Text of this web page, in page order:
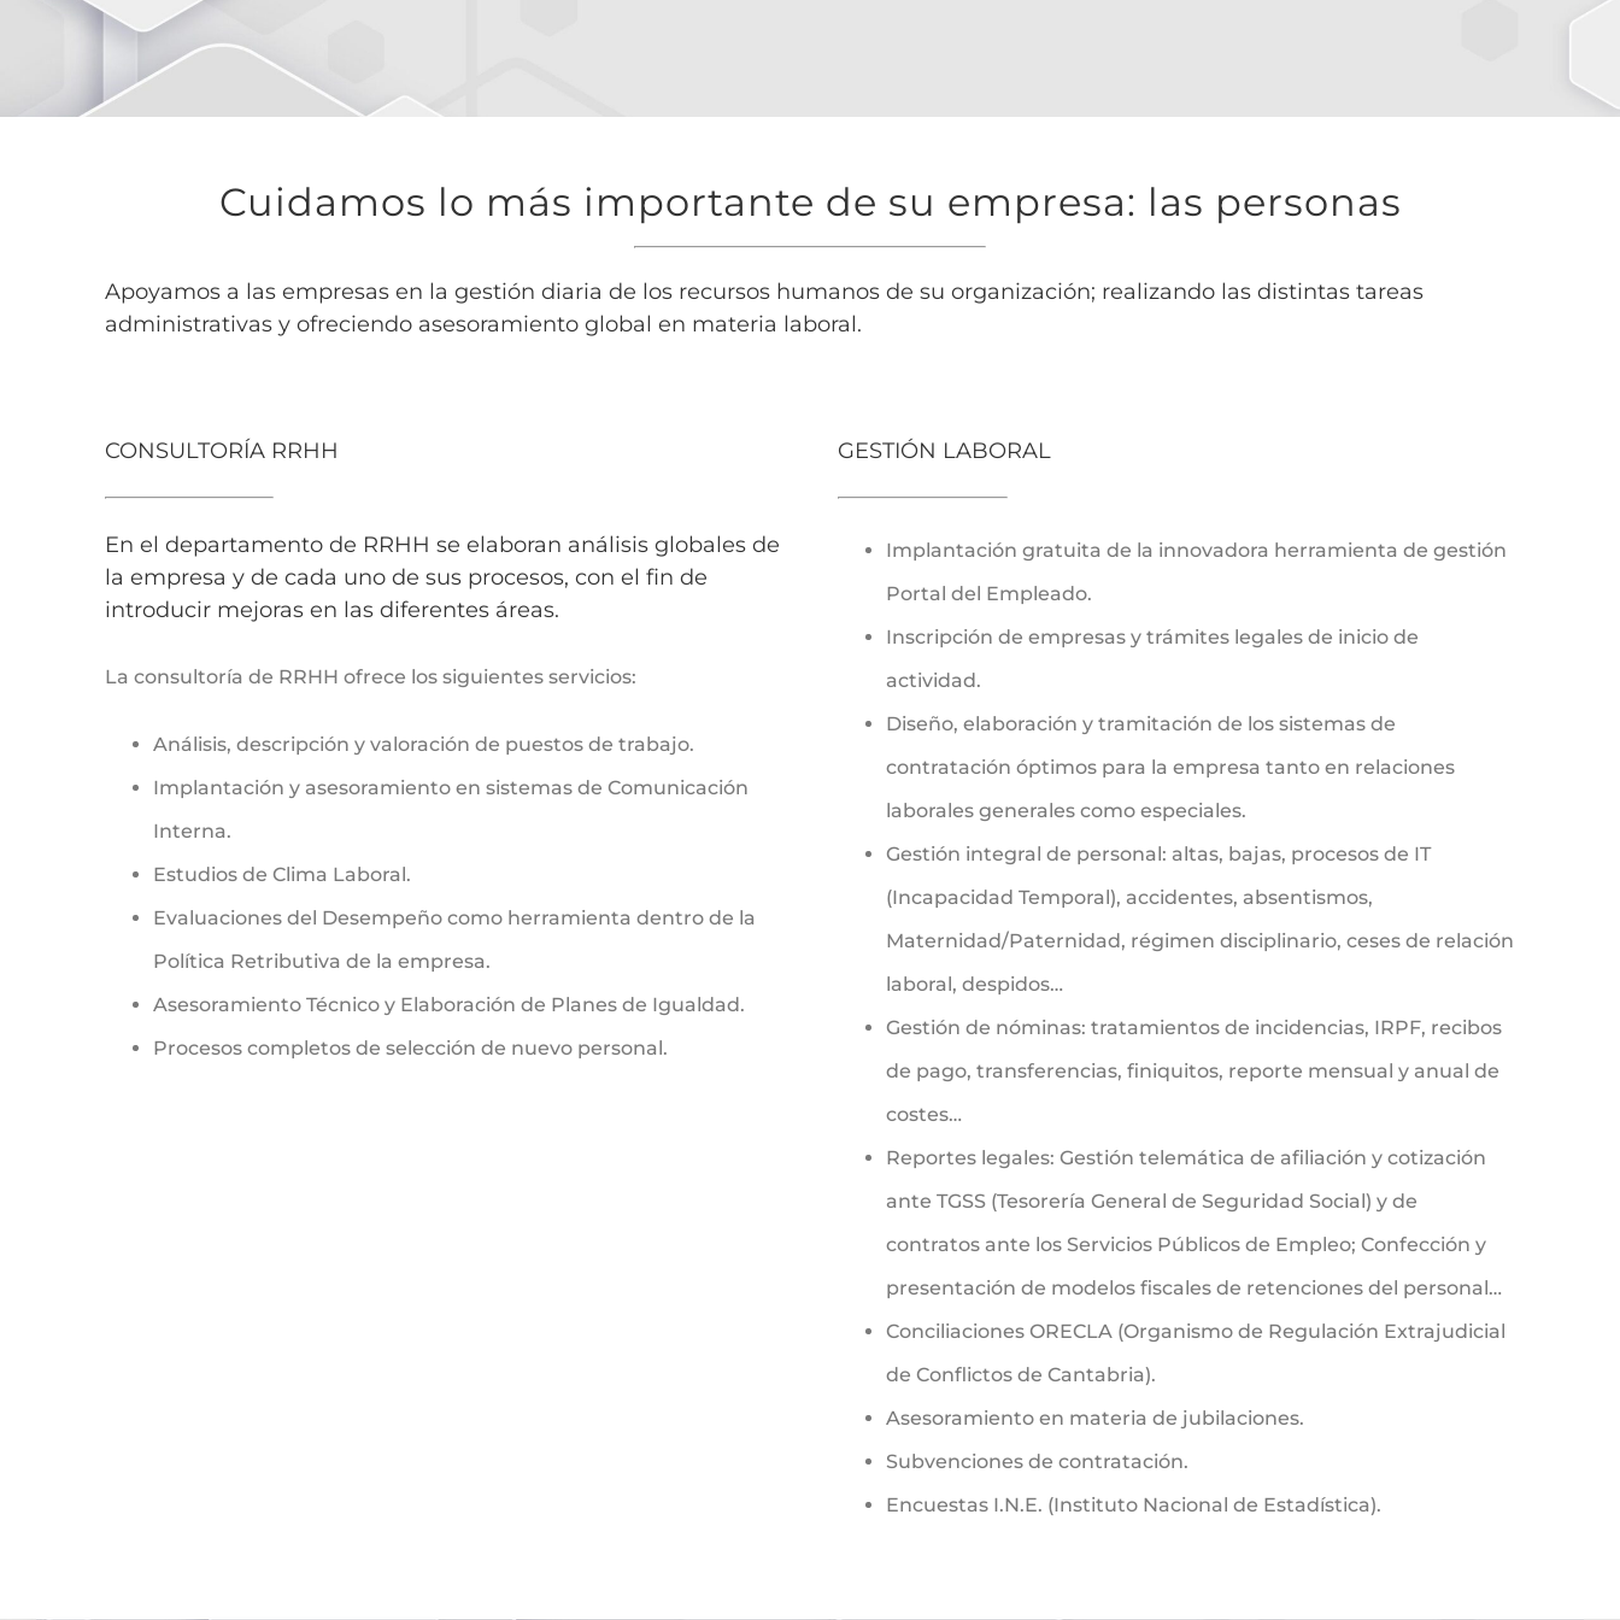
Cuidamos lo más importante de su empresa: las personas
Apoyamos a las empresas en la gestión diaria de los recursos humanos de su organización; realizando las distintas tareas
administrativas y ofreciendo asesoramiento global en materia laboral.
CONSULTORÍA RRHH
En el departamento de RRHH se elaboran análisis globales de
la empresa y de cada uno de sus procesos, con el fin de
introducir mejoras en las diferentes áreas.
La consultoría de RRHH ofrece los siguientes servicios:
Análisis, descripción y valoración de puestos de trabajo.
Implantación y asesoramiento en sistemas de Comunicación
Interna.
Estudios de Clima Laboral.
Evaluaciones del Desempeño como herramienta dentro de la
Política Retributiva de la empresa.
Asesoramiento Técnico y Elaboración de Planes de Igualdad.
Procesos completos de selección de nuevo personal.
GESTIÓN LABORAL
Implantación gratuita de la innovadora herramienta de gestión
Portal del Empleado.
Inscripción de empresas y trámites legales de inicio de
actividad.
Diseño, elaboración y tramitación de los sistemas de
contratación óptimos para la empresa tanto en relaciones
laborales generales como especiales.
Gestión integral de personal: altas, bajas, procesos de IT
(Incapacidad Temporal), accidentes, absentismos,
Maternidad/Paternidad, régimen disciplinario, ceses de relación
laboral, despidos…
Gestión de nóminas: tratamientos de incidencias, IRPF, recibos
de pago, transferencias, finiquitos, reporte mensual y anual de
costes…
Reportes legales: Gestión telemática de afiliación y cotización
ante TGSS (Tesorería General de Seguridad Social) y de
contratos ante los Servicios Públicos de Empleo; Confección y
presentación de modelos fiscales de retenciones del personal…
Conciliaciones ORECLA (Organismo de Regulación Extrajudicial
de Conflictos de Cantabria).
Asesoramiento en materia de jubilaciones.
Subvenciones de contratación.
Encuestas I.N.E. (Instituto Nacional de Estadística).